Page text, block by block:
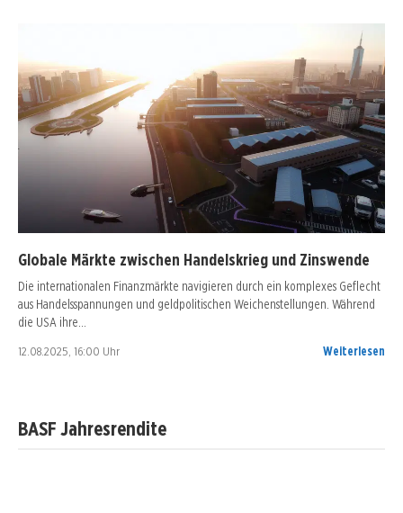
Globale Märkte zwischen Handelskrieg und Zinswende
Die internationalen Finanzmärkte navigieren durch ein komplexes Geflecht
aus Handelsspannungen und geldpolitischen Weichenstellungen. Während
die USA ihre…
12.08.2025, 16:00 Uhr Weiterlesen
BASF Jahresrendite